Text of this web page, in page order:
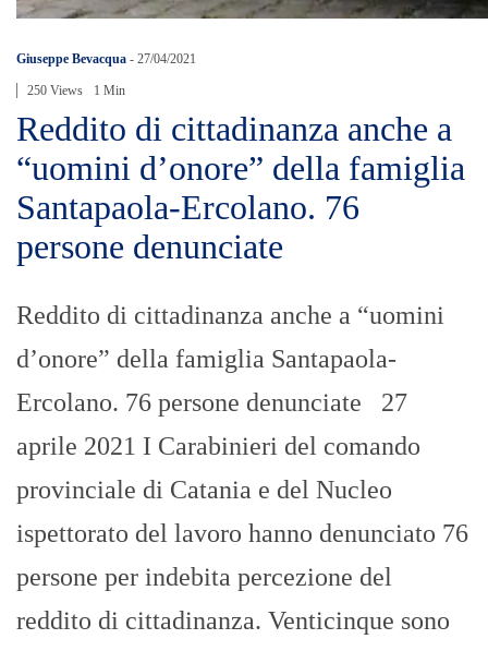
Giuseppe Bevacqua - 27/04/2021
250 Views 1 Min
Reddito di cittadinanza anche a
“uomini d’onore” della famiglia
Santapaola-Ercolano. 76
persone denunciate
Reddito di cittadinanza anche a “uomini
d’onore” della famiglia Santapaola-
Ercolano. 76 persone denunciate 27
aprile 2021 I Carabinieri del comando
provinciale di Catania e del Nucleo
ispettorato del lavoro hanno denunciato 76
persone per indebita percezione del
reddito di cittadinanza. Venticinque sono